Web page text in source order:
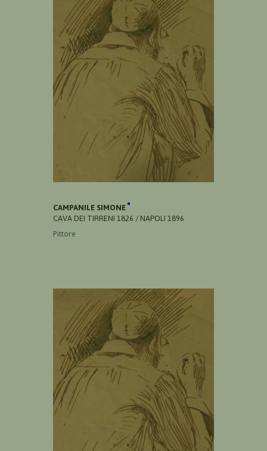
CAMPANILE SIMONE
CAVA DEI TIRRENI 1826 / NAPOLI 1896
Pittore